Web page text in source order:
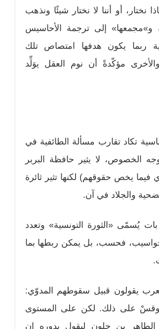
أو أننا لا نختار شيئًا ونذهب
و»مجمعها» إلى ترجمة الأحاسيس
ربما يكون هدفها امتصاص تلك
مؤكّدةً أن نوم العقل يوَلِّد
تكاد تقارب مسألة الطائفية في
الخصوص، لا يثير حافظة البربر
يخص حقوقهم) لكنها تثير ثائرة
والجلاد في آن.
يُسمّى «الثورة التونسية» وتعدد
فحسب، بل يمكن ربطها بما
يقولون قبيل سقوطهم المدوّي:
على ذلك. لكن على المستوى
الطاهر بن جلون ليقول بدوره إن